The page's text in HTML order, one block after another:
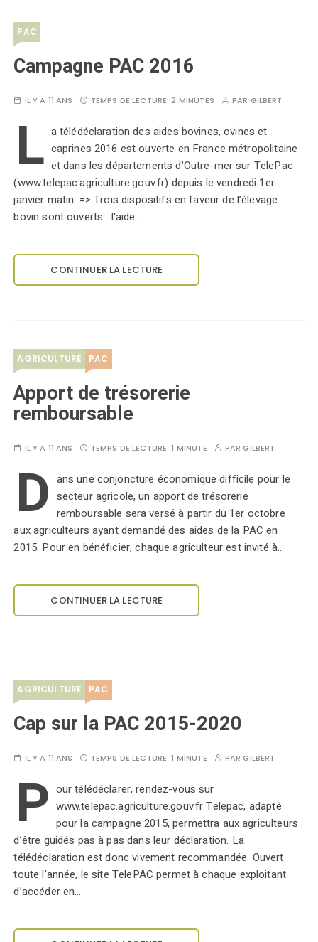
PAC
Campagne PAC 2016
IL Y A 11 ANS TEMPS DE LECTURE :2 MINUTES PAR GILBERT
L a télédéclaration des aides bovines, ovines et
caprines 2016 est ouverte en France métropolitaine
et dans les départements d’Outre-mer sur TelePac
(www.telepac.agriculture.gouv.fr) depuis le vendredi 1er
janvier matin. => Trois dispositifs en faveur de l’élevage
bovin sont ouverts : l'aide…
CONTINUER LA LECTURE
AGRICULTURE PAC
Apport de trésorerie
remboursable
IL Y A 11 ANS TEMPS DE LECTURE :1 MINUTE PARGILBERT
D ans une conjoncture économique difficile pour le
secteur agricole, un apport de trésorerie
remboursable sera versé à partir du 1er octobre
aux agriculteurs ayant demandé des aides de la PAC en
2015. Pour en bénéficier, chaque agriculteur est invité à…
CONTINUER LA LECTURE
AGRICULTURE PAC
Cap sur la PAC 2015-2020
IL Y A 11 ANS TEMPS DE LECTURE :1 MINUTE PARGILBERT
P our télédéclarer, rendez-vous sur
www.telepac.agriculture.gouv.fr Telepac, adapté
pour la campagne 2015, permettra aux agriculteurs
d’être guidés pas à pas dans leur déclaration. La
télédéclaration est donc vivement recommandée. Ouvert
toute l’année, le site TelePAC permet à chaque exploitant
d’accéder en…